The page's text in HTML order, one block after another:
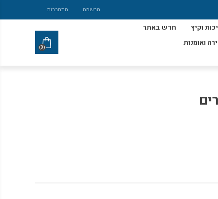
הרשמה התחברות
וקיץ
חדש באתר
ואומנות
(0)